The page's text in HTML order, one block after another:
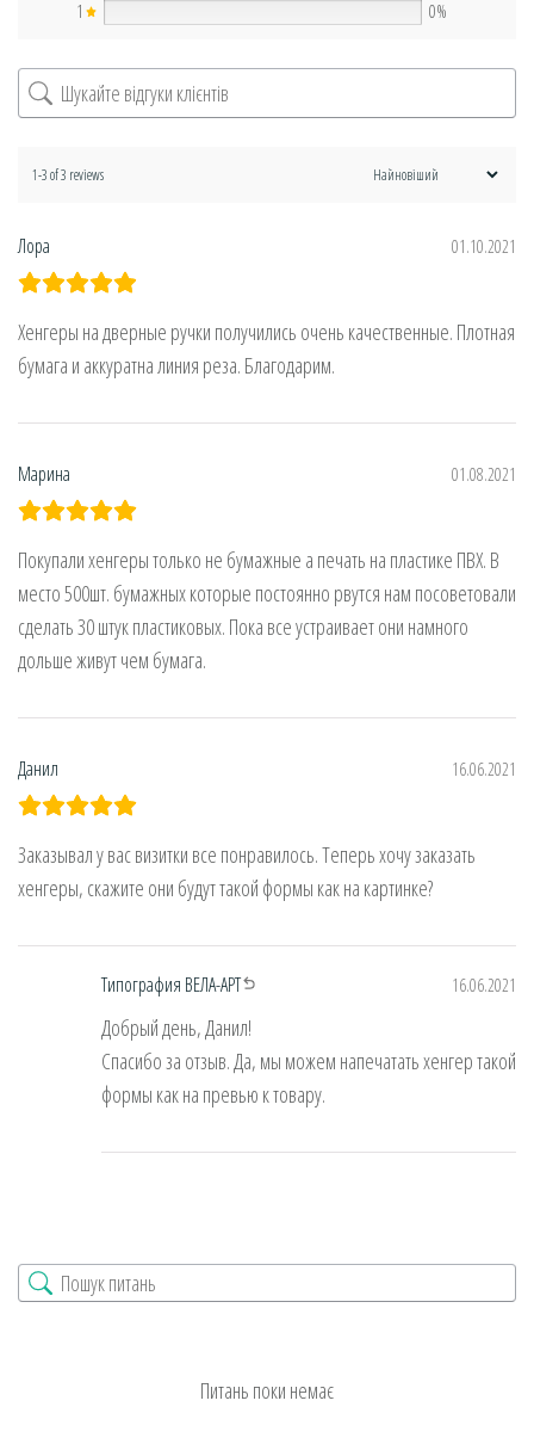
1 0%
1-3 of 3 reviews
Лора 01.10.2021
Хенгеры на дверные ручки получились очень качественные. Плотная
бумага и аккуратна линия реза. Благодарим.
Марина 01.08.2021
Покупали хенгеры только не бумажные а печать на пластике ПВХ. В
место 500шт. бумажных которые постоянно рвутся нам посоветовали
сделать 30 штук пластиковых. Пока все устраивает они намного
дольше живут чем бумага.
Данил 16.06.2021
Заказывал у вас визитки все понравилось. Теперь хочу заказать
хенгеры, скажите они будут такой формы как на картинке?
Типография ВЕЛА-АРТ 16.06.2021
Добрый день, Данил!
Спасибо за отзыв. Да, мы можем напечатать хенгер такой
формы как на превью к товару.
Питань поки немає